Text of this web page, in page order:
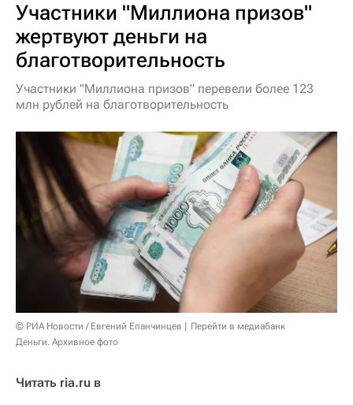
Участники "Миллиона призов"
жертвуют деньги на
благотворительность
Участники "Миллиона призов" перевели более 123
млн рублей на благотворительность
© РИА Новости / Евгений Епанчинцев
Перейти в медиабанк
Деньги. Архивное фото
Читать ria.ru в